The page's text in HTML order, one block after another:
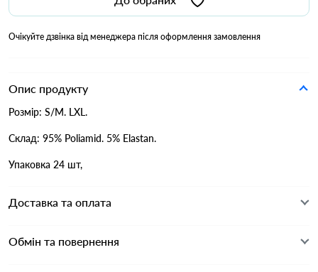
Очікуйте дзвінка від менеджера після оформлення замовлення
Опис продукту
Розмір: S/M. LXL.
Склад: 95% Poliamid. 5% Elastan.
Упаковка 24 шт,
Доставка та оплата
Обмін та повернення